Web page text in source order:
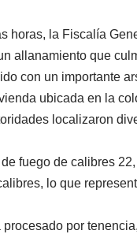
horas, la Fiscalía
allanamiento que
con un importante
ubicada en la
localizaron
fuego de calibres
lo que
por